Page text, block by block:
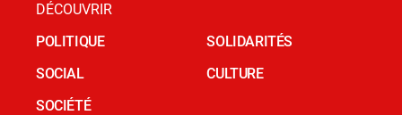
DÉCOUVRIR
POLITIQUE
SOCIAL
SOCIÉTÉ
SOLIDARITÉS
CULTURE